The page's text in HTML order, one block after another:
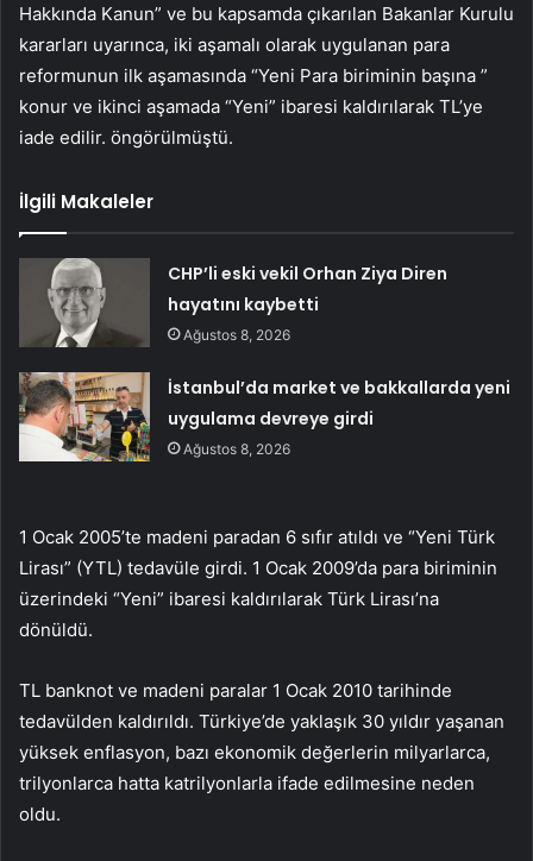
Hakkında Kanun” ve bu kapsamda çıkarılan Bakanlar Kurulu
kararları uyarınca, iki aşamalı olarak uygulanan para
reformunun ilk aşamasında “Yeni Para biriminin başına ”
konur ve ikinci aşamada “Yeni” ibaresi kaldırılarak TL’ye
iade edilir. öngörülmüştü.
İlgili Makaleler
CHP’li eski vekil Orhan Ziya Diren
hayatını kaybetti
Ağustos 8, 2026
İstanbul’da market ve bakkallarda yeni
uygulama devreye girdi
Ağustos 8, 2026
1 Ocak 2005’te madeni paradan 6 sıfır atıldı ve “Yeni Türk
Lirası” (YTL) tedavüle girdi. 1 Ocak 2009’da para biriminin
üzerindeki “Yeni” ibaresi kaldırılarak Türk Lirası’na
dönüldü.
TL banknot ve madeni paralar 1 Ocak 2010 tarihinde
tedavülden kaldırıldı. Türkiye’de yaklaşık 30 yıldır yaşanan
yüksek enflasyon, bazı ekonomik değerlerin milyarlarca,
trilyonlarca hatta katrilyonlarla ifade edilmesine neden
oldu.